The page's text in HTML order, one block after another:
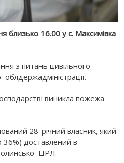
близько 16.00 у с. Максимівка
з питань цивільного
облдержадміністрації.
виникла пожежа
28-річний власник, який
36%) доставлений в
ЦРЛ.